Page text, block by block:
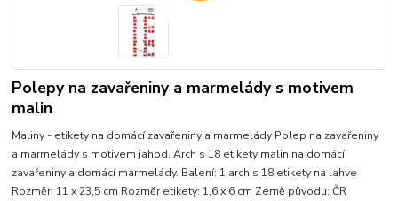
Polepy na zavařeniny a marmelády s motivem
malin
Maliny - etikety na domácí zavařeniny a marmelády Polep na zavařeniny
a marmelády s motivem jahod. Arch s 18 etikety malin na domácí
zavařeniny a domácí marmelády. Balení: 1 arch s 18 etikety na lahve
Rozměr: 11 x 23,5 cm Rozměr etikety: 1,6 x 6 cm Země původu: ČR